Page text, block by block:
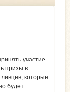
участие
призы в
которые
будет